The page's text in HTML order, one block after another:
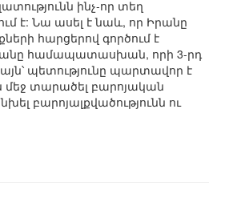
ինչ-որ տեղ
է: Նա ասել է նաև, որ Իրանը
հարցերով գործում է
համապատասխան, որի 3-րդ
պետությունը պարտավոր է
մեջ տարածել բարոյական
բարոյալքվածությունն ու